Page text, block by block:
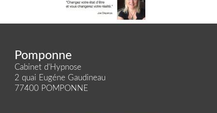
Pomponne
Cabinet d'Hypnose
2 quai Eugéne Gaudineau
77400 POMPONNE